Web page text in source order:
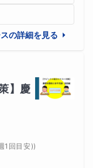
の詳細を見る
】慶
1回目安))